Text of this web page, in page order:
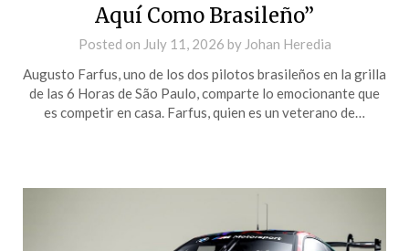
Aquí Como Brasileño”
Posted on July 11, 2026 by Johan Heredia
Augusto Farfus, uno de los dos pilotos brasileños en la grilla
de las 6 Horas de São Paulo, comparte lo emocionante que
es competir en casa. Farfus, quien es un veterano de…